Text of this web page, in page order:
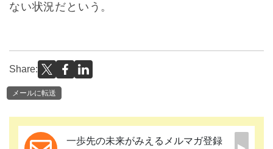
ない状況だという。
Share:
メールに転送
一歩先の未来がみえるメルマガ登録